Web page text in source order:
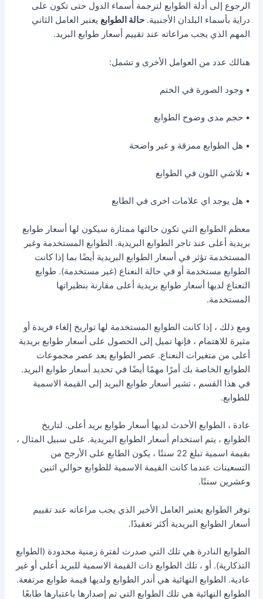
الرجوع إلى أدلة الطوابع لترجمة أسماء الدول حتى تكون على
دراية بأسماء البلدان الأجنبية.حالة الطوابع يعتبر العامل الثاني
المهم الذي يجب مراعاته عند تقييم أسعار طوابع البريد.
هنالك عدد من العوامل الأخرى و تشمل:
• وجود الصورة في الختم
• حجم مدى وضوح الطوابع
• هل الطوابع ممزقة و غير واضحة
• تلاشي اللون في الطوابع
• هل يوجد اي علامات اخرى في الطابع
معظم الطوابع التي تكون حالتها ممتازة سيكون لها أسعار طوابع
بريدية أعلى عند تاجر الطوابع البريدية. الطوابع المستخدمة وغير
المستخدمة تؤثر في أسعار الطوابع البريدية أيضًا بما إذا كانت
الطوابع مستخدمة أو في حالة النعناع (غير مستخدمة). طوابع
النعناع لديها أسعار طوابع بريدية أعلى مقارنة بنظيراتها
المستخدمة.
ومع ذلك ، إذا كانت الطوابع المستخدمة لها تواريخ إلغاء فريدة أو
مثيرة للاهتمام ، فإنها تميل إلى الحصول على أسعار طوابع بريدية
أعلى من متغيرات النعناع. عصر الطوابع يعد عصر مجموعات
الطوابع الخاصة بك أمرًا مهمًا أيضًا في تحديد أسعار طوابع البريد.
في هذا القسم ، تشير أسعار طوابع البريد إلى القيمة الاسمية
للطوابع.
عادة ، الطوابع الأحدث لديها أسعار طوابع بريد أعلى. لتاريخ
الطوابع ، يتم استخدام أسعار الطوابع البريدية. على سبيل المثال ،
بقيمة اسمية تبلغ 22 سنتًا ، يكون الطابع على الأرجح من
التسعينات عندما كانت القيمة الاسمية للطوابع حوالي اثنين
وعشرين سنتًا.
توفر الطوابع يعتبر العامل الأخير الذي يجب مراعاته عند تقييم
أسعار الطوابع البريدية أكثر تعقيدًا.
الطوابع النادرة هي تلك التي صدرت لفترة زمنية محدودة (الطوابع
التذكارية). أو ، تلك الطوابع ذات القيمة الاسمية للبريد أعلى أو غير
عادية. الطوابع النهائية هي أندر الطوابع ولديها قيمة طوابع مرتفعة.
الطوابع النهائية هي تلك الطوابع التي تم إصدارها باعتبارها طابعًا